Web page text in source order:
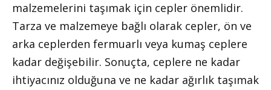
malzemelerini taşımak için cepler önemlidir.
Tarza ve malzemeye bağlı olarak cepler, ön ve
arka ceplerden fermuarlı veya kumaş ceplere
kadar değişebilir. Sonuçta, ceplere ne kadar
ihtiyacınız olduğuna ve ne kadar ağırlık taşımak